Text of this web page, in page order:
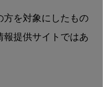
方を対象にしたもの
報提供サイトではあ